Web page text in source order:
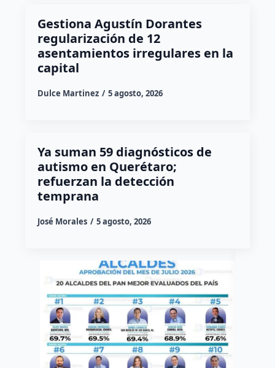
Gestiona Agustín Dorantes
regularización de 12
asentamientos irregulares en la
capital
Dulce Martinez 5 agosto, 2026
Ya suman 59 diagnósticos de
autismo en Querétaro;
refuerzan la detección
temprana
José Morales 5 agosto, 2026